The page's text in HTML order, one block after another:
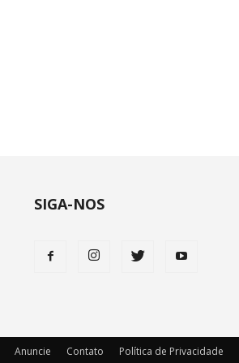
SIGA-NOS
Anuncie Contato Política de Privacidade